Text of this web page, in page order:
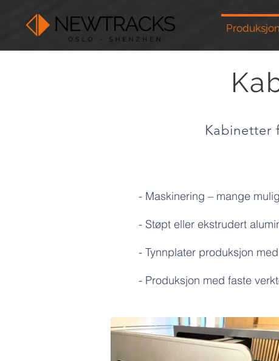
Produksjon
Kabinetter
- Maskinering – mange
- Støpt eller ekstrudert
- Tynnplater produksjon
- Produksjon med faste